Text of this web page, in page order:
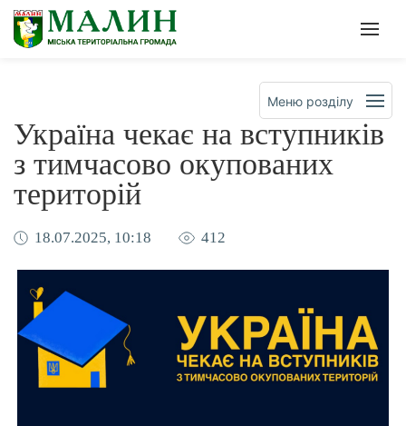
Офіційна сторінка
Меню розділу
Україна чекає на вступників
з тимчасово окупованих
територій
18.07.2025, 10:18 412